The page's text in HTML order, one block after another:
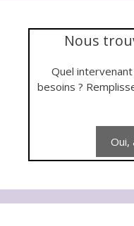
Nous
Quel
besoins ?